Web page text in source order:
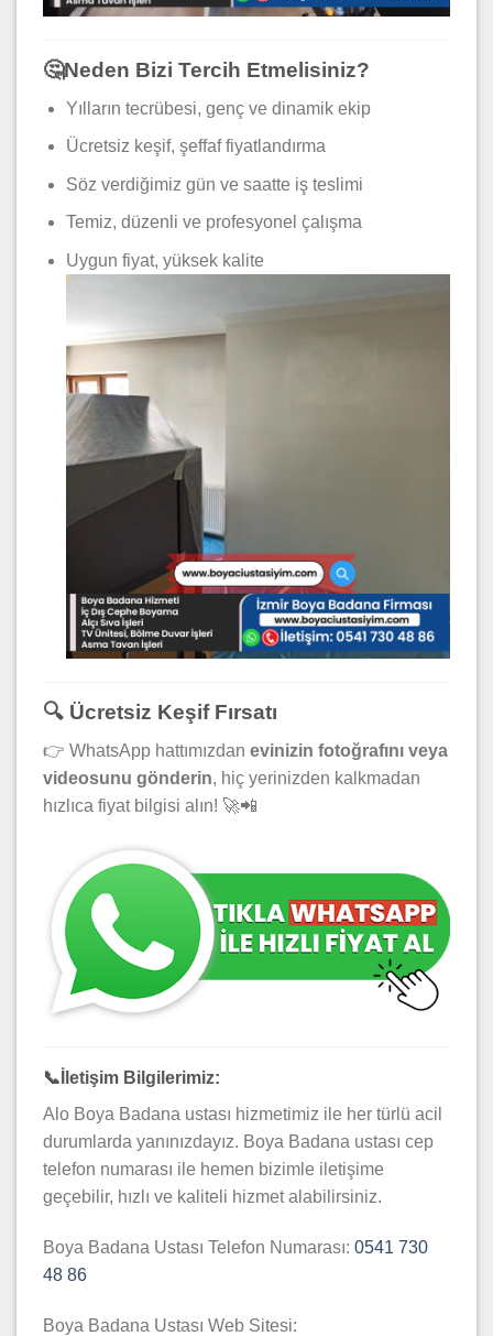
🤔Neden Bizi Tercih Etmelisiniz?
Yılların tecrübesi, genç ve dinamik ekip
Ücretsiz keşif, şeffaf fiyatlandırma
Söz verdiğimiz gün ve saatte iş teslimi
Temiz, düzenli ve profesyonel çalışma
Uygun fiyat, yüksek kalite
🔍 Ücretsiz Keşif Fırsatı
👉 WhatsApp hattımızdan evinizin fotoğrafını veya
videosunu gönderin, hiç yerinizden kalkmadan
hızlıca fiyat bilgisi alın! 🚀📲
📞 İletişim Bilgilerimiz:
Alo Boya Badana ustası hizmetimiz ile her türlü acil
durumlarda yanınızdayız. Boya Badana ustası cep
telefon numarası ile hemen bizimle iletişime
geçebilir, hızlı ve kaliteli hizmet alabilirsiniz.
Boya Badana Ustası Telefon Numarası: 0541 730
48 86
Boya Badana Ustası Web Sitesi: